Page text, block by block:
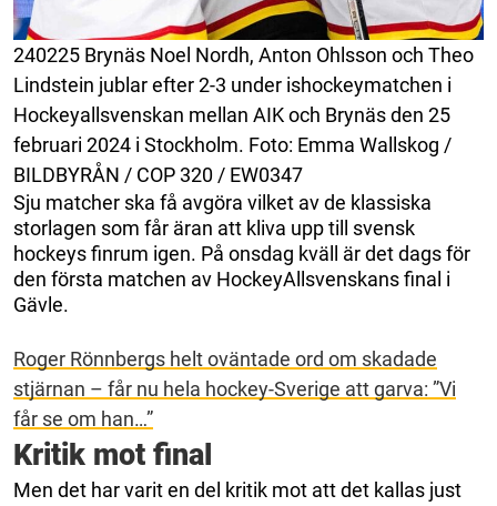
240225 Brynäs Noel Nordh, Anton Ohlsson och Theo
Lindstein jublar efter 2-3 under ishockeymatchen i
Hockeyallsvenskan mellan AIK och Brynäs den 25
februari 2024 i Stockholm. Foto: Emma Wallskog /
BILDBYRÅN / COP 320 / EW0347
Sju matcher ska få avgöra vilket av de klassiska
storlagen som får äran att kliva upp till svensk
hockeys finrum igen. På onsdag kväll är det dags för
den första matchen av HockeyAllsvenskans final i
Gävle.
Roger Rönnbergs helt oväntade ord om skadade
stjärnan – får nu hela hockey-Sverige att garva: ”Vi
får se om han…”
Kritik mot final
Men det har varit en del kritik mot att det kallas just